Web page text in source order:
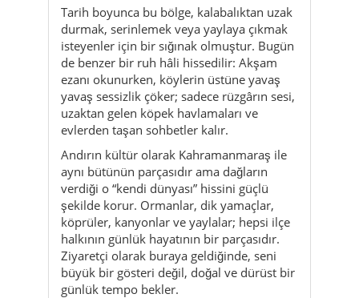
Tarih boyunca bu bölge, kalabalıktan uzak
durmak, serinlemek veya yaylaya çıkmak
isteyenler için bir sığınak olmuştur. Bugün
de benzer bir ruh hâli hissedilir: Akşam
ezanı okunurken, köylerin üstüne yavaş
yavaş sessizlik çöker; sadece rüzgârın sesi,
uzaktan gelen köpek havlamaları ve
evlerden taşan sohbetler kalır.
Andırın kültür olarak Kahramanmaraş ile
aynı bütünün parçasıdır ama dağların
verdiği o “kendi dünyası” hissini güçlü
şekilde korur. Ormanlar, dik yamaçlar,
köprüler, kanyonlar ve yaylalar; hepsi ilçe
halkının günlük hayatının bir parçasıdır.
Ziyaretçi olarak buraya geldiğinde, seni
büyük bir gösteri değil, doğal ve dürüst bir
günlük tempo bekler.